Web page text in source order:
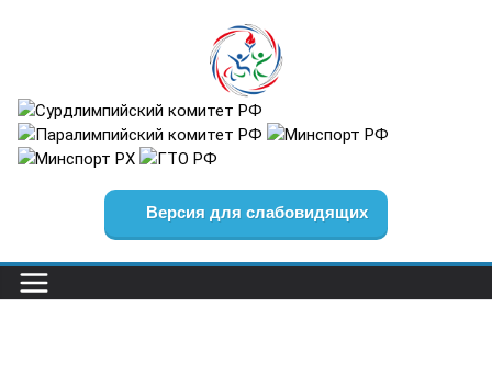
Версия для слабовидящих